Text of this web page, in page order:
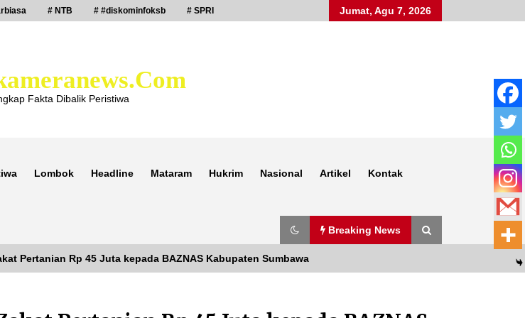
# NTB # #diskominfoksb # SPRI Jumat, Agu 7, 2026
Fakta Dibalik Peristiwa
Lombok Headline Mataram Hukrim Nasional Artikel Kontak
Breaking News
Plampang, Polres
Briptu Juanda, Edukasi Masyarakat
Pertanian Rp 45 Juta kepada BAZNAS Kabupaten Sumbawa